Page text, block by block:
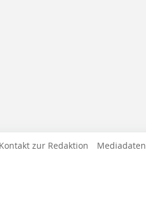
Kontakt zur Redaktion Mediadaten